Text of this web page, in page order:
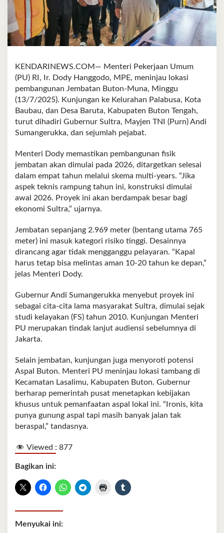
KENDARINEWS.COM— Menteri Pekerjaan Umum
(PU) RI, Ir. Dody Hanggodo, MPE, meninjau lokasi
pembangunan Jembatan Buton-Muna, Minggu
(13/7/2025). Kunjungan ke Kelurahan Palabusa, Kota
Baubau, dan Desa Baruta, Kabupaten Buton Tengah,
turut dihadiri Gubernur Sultra, Mayjen TNI (Purn) Andi
Sumangerukka, dan sejumlah pejabat.
Menteri Dody memastikan pembangunan fisik
jembatan akan dimulai pada 2026, ditargetkan selesai
dalam empat tahun melalui skema multi-years. “Jika
aspek teknis rampung tahun ini, konstruksi dimulai
awal 2026. Proyek ini akan berdampak besar bagi
ekonomi Sultra,” ujarnya.
Jembatan sepanjang 2.969 meter (bentang utama 765
meter) ini masuk kategori risiko tinggi. Desainnya
dirancang agar tidak mengganggu pelayaran. “Kapal
harus tetap bisa melintas aman 10-20 tahun ke depan,”
jelas Menteri Dody.
Gubernur Andi Sumangerukka menyebut proyek ini
sebagai cita-cita lama masyarakat Sultra, dimulai sejak
studi kelayakan (FS) tahun 2010. Kunjungan Menteri
PU merupakan tindak lanjut audiensi sebelumnya di
Jakarta.
Selain jembatan, kunjungan juga menyoroti potensi
Aspal Buton. Menteri PU meninjau lokasi tambang di
Kecamatan Lasalimu, Kabupaten Buton. Gubernur
berharap pemerintah pusat menetapkan kebijakan
khusus untuk pemanfaatan aspal lokal ini. “Ironis, kita
punya gunung aspal tapi masih banyak jalan tak
beraspal,” tandasnya.
Viewed : 877
Bagikan ini:
Menyukai ini: